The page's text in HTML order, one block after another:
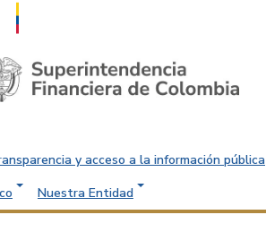
y acceso a la información pública
Nuestra Entidad